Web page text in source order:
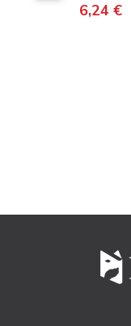
6,24 €